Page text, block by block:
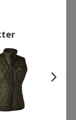
med strik,
499,00 kr.
124,75 kr.